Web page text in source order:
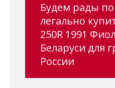
Будем рады
легально
250R 1991
Беларуси для
России